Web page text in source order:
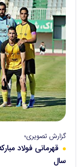
گزارش تصویری؛
سال